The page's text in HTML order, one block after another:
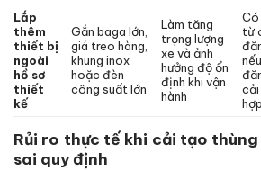
Lắp
thêm
thiết bị
ngoài
hồ sơ
thiết
kế
Gắn baga lớn,
giá treo hàng,
khung inox
hoặc đèn
công suất lớn
Làm tăng
trọng lượng
xe và ảnh
hưởng độ ổn
định khi vận
hành
từ
Rủi ro thực tế khi cải tạo thùng
sai quy định